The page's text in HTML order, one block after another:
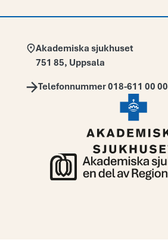
Adress:
Akademiska sjukhuset
751 85, Uppsala
Telefon:
Telefonnummer 018-611 00 00